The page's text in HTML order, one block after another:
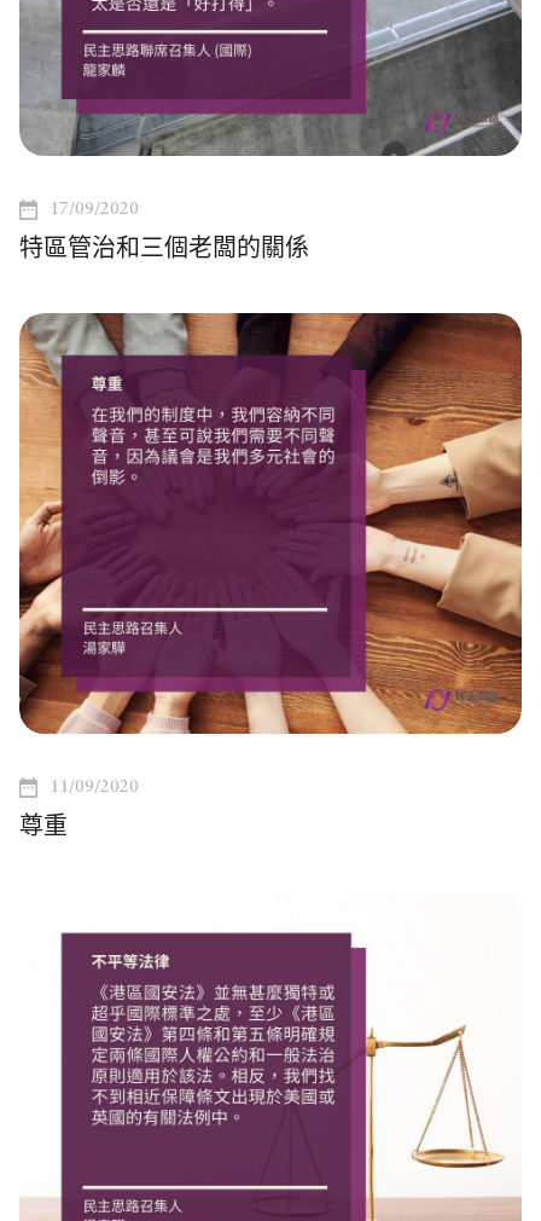
17/09/2020
特區管治和三個老闆的關係
11/09/2020
尊重